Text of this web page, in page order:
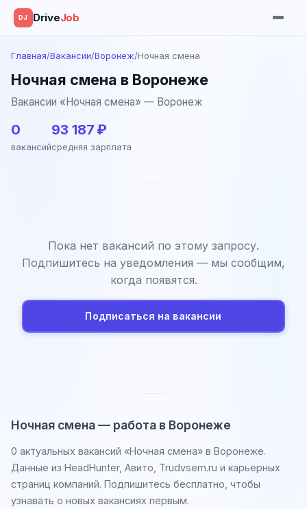
DJ DriveJob
Главная/Вакансии/Воронеж/Ночная смена
Ночная смена в Воронеже
Вакансии «Ночная смена» — Воронеж
0
вакансий
93 187 ₽
средняя зарплата
Пока нет вакансий по этому запросу.
Подпишитесь на уведомления — мы сообщим,
когда появятся.
Подписаться на вакансии
Ночная смена — работа в Воронеже
0 актуальных вакансий «Ночная смена» в Воронеже.
Данные из HeadHunter, Авито, Trudvsem.ru и карьерных
страниц компаний. Подпишитесь бесплатно, чтобы
узнавать о новых вакансиях первым.